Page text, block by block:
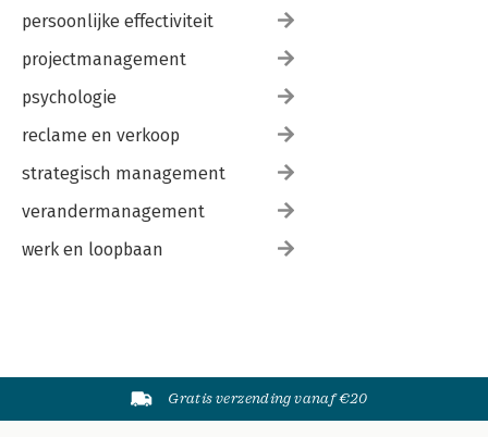
persoonlijke effectiviteit
projectmanagement
psychologie
reclame en verkoop
strategisch management
verandermanagement
werk en loopbaan
Gratis verzending vanaf €20